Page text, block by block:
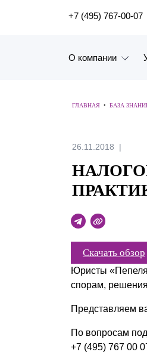
ПОИСК ПО
+7 (495) 767-00-07
О компании
Наш опыт
Рейтинги,
Карьера
История компании
Почему
Обращение
Социальная
ГЛАВНАЯ • БАЗА
26.11.2018
Скачать обзор
Юристы
спорам,
Представляем
По вопросам
+7 (495) 767 00